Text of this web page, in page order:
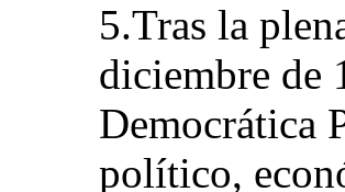
5.Tras la
diciembre de
Democrática
político,